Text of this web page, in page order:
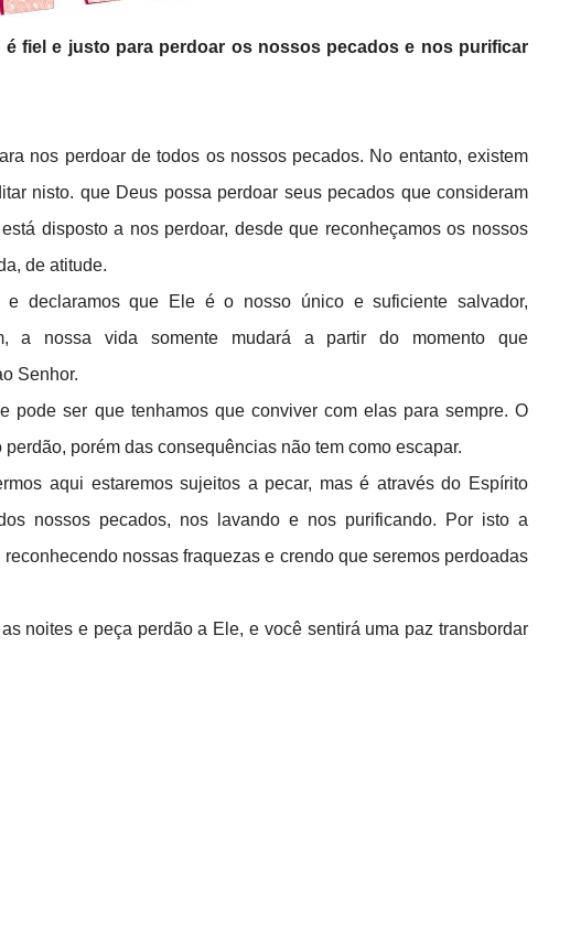
fiel e justo para perdoar os nossos pecados e nos purificar
nos perdoar de todos os nossos pecados. No entanto, existem
nisto. que Deus possa perdoar seus pecados que consideram
disposto a nos perdoar, desde que reconheçamos os nossos
de atitude.
declaramos que Ele é o nosso único e suficiente salvador,
a nossa vida somente mudará a partir do momento que
Senhor.
pode ser que tenhamos que conviver com elas para sempre. O
porém das consequências não tem como escapar.
aqui estaremos sujeitos a pecar, mas é através do Espírito
nossos pecados, nos lavando e nos purificando. Por isto a
nossas fraquezas e crendo que seremos perdoadas
noites e peça perdão a Ele, e você sentirá uma paz transbordar